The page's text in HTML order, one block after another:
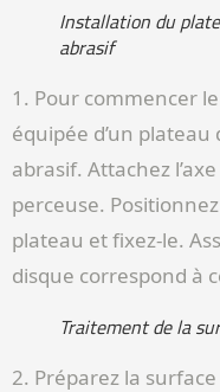
Installation du
abrasif
1. Pour commencer
équipée d’un plateau
abrasif. Attachez
perceuse.
plateau et fixez-le.
disque correspond à
Traitement de la
2. Préparez la